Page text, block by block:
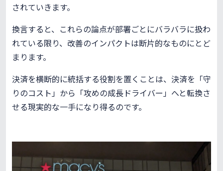
されていきます。
換言すると、これらの論点が部署ごとにバラバラに扱わ
れている限り、改善のインパクトは断片的なものにとど
まります。
決済を横断的に統括する役割を置くことは、決済を「守
りのコスト」から「攻めの成長ドライバー」へと転換さ
せる現実的な一手になり得るのです。